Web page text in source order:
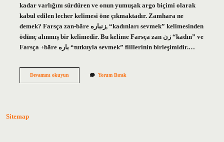
kadar varlığını sürdüren ve onun yumuşak argo biçimi olarak
kabul edilen lecher kelimesi öne çıkmaktadır. Zamhara ne
demek? Farsça zan-bāre زنباره, “kadınları sevmek” kelimesinden
ödünç alınmış bir kelimedir. Bu kelime Farsça zan زن “kadın” ve
Farsça +bāre باره “tutkuyla sevmek” fiillerinin birleşimidir.…
Devamını okuyunZampara
Yorum Bırak
Sitemap